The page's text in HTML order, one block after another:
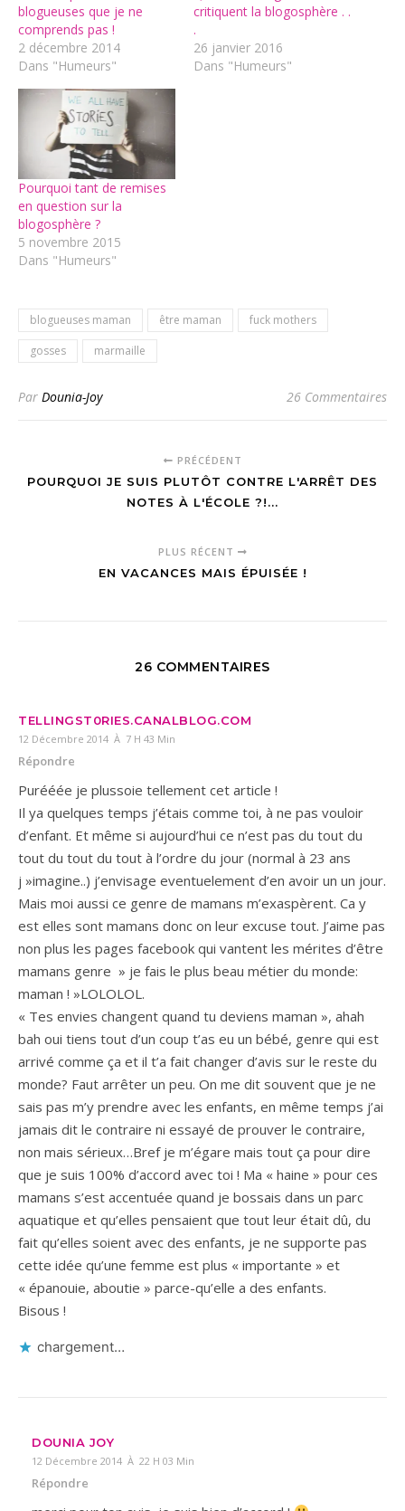
blogueuses que je ne
comprends pas !
2 décembre 2014
Dans "Humeurs"
critiquent la blogosphère . .
.
26 janvier 2016
Dans "Humeurs"
Pourquoi tant de remises
en question sur la
blogosphère ?
5 novembre 2015
Dans "Humeurs"
blogueuses maman être maman
fuck mothers
gosses
marmaille
Par Dounia-Joy 26 Commentaires
PRÉCÉDENT
POURQUOI JE SUIS PLUTÔT CONTRE L'ARRÊT DES
NOTES À L'ÉCOLE ?!...
PLUS RÉCENT
EN VACANCES MAIS ÉPUISÉE !
26 COMMENTAIRES
TELLINGST0RIES.CANALBLOG.COM
12 Décembre 2014 À 7 H 43 Min
Répondre
Purééée je plussoie tellement cet article !
Il ya quelques temps j’étais comme toi, à ne pas vouloir
d’enfant. Et même si aujourd’hui ce n’est pas du tout du
tout du tout du tout à l’ordre du jour (normal à 23 ans
j »imagine..) j’envisage eventuelement d’en avoir un un jour.
Mais moi aussi ce genre de mamans m’exaspèrent. Ca y
est elles sont mamans donc on leur excuse tout. J’aime pas
non plus les pages facebook qui vantent les mérites d’être
mamans genre » je fais le plus beau métier du monde:
maman ! »LOLOLOL.
« Tes envies changent quand tu deviens maman », ahah
bah oui tiens tout d’un coup t’as eu un bébé, genre qui est
arrivé comme ça et il t’a fait changer d’avis sur le reste du
monde? Faut arrêter un peu. On me dit souvent que je ne
sais pas m’y prendre avec les enfants, en même temps j’ai
jamais dit le contraire ni essayé de prouver le contraire,
non mais sérieux…Bref je m’égare mais tout ça pour dire
que je suis 100% d’accord avec toi ! Ma « haine » pour ces
mamans s’est accentuée quand je bossais dans un parc
aquatique et qu’elles pensaient que tout leur était dû, du
fait qu’elles soient avec des enfants, je ne supporte pas
cette idée qu’une femme est plus « importante » et
« épanouie, aboutie » parce-qu’elle a des enfants.
Bisous !
chargement…
DOUNIA JOY
12 Décembre 2014 À 22 H 03 Min
Répondre